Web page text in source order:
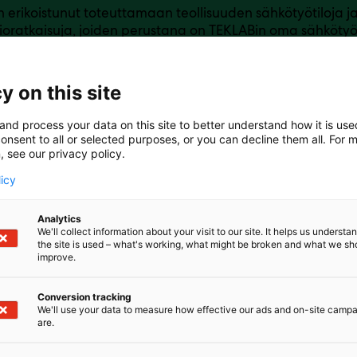
erikoistunut toteuttamaan teollisuuden sähkötyötiloja
joiden perustana on TEKLABin oma
on tehty yli 60 maahan ja tämä
työpisteiden toimituksiin on tuonut meille arvokasta
jatkuvasti ratkaisuja kehittäessämme.TEKLAB-
Tehtaamme sijaitsee Loviisassa.
on this site
process your data on this site to better understand how it is
to all or selected purposes, or you can decline them all. For
see our privacy policy.
Analytics
We'll collect information about your visit to our site. It helps us
the site is used – what's working, what might be broken and what we
improve.
Conversion tracking
We'll use your data to measure how effective our ads and on-site
are.